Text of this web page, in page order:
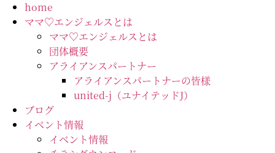
home
ママ♡エンジェルスとは
ママ♡エンジェルスとは
団体概要
アライアンスパートナー
アライアンスパートナーの皆様
united-j（ユナイテッドJ）
ブログ
イベント情報
イベント情報